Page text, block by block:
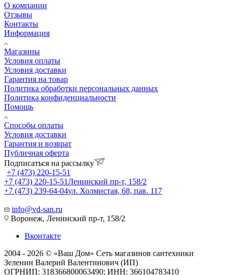
О компании
Отзывы
Контакты
Информация
Магазины
Условия оплаты
Условия доставки
Гарантия на товар
Политика обработки персональных данных
Политика конфиденциальности
Помощь
Способы оплаты
Условия доставки
Гарантия и возврат
Публичная оферта
Подписаться на рассылку
+7 (473) 220-15-51
+7 (473) 220-15-51Ленинский пр-т, 158/2
+7 (473) 239-64-04ул. Холмистая, 68, пав. 117
info@vd-san.ru
Воронеж, Ленинский пр-т, 158/2
Вконтакте
2004 - 2026 © «Ваш Дом» Сеть магазинов сантехники
Зеленин Валерий Валентинович (ИП)
ОГРНИП: 318366800063490; ИНН: 366104783410